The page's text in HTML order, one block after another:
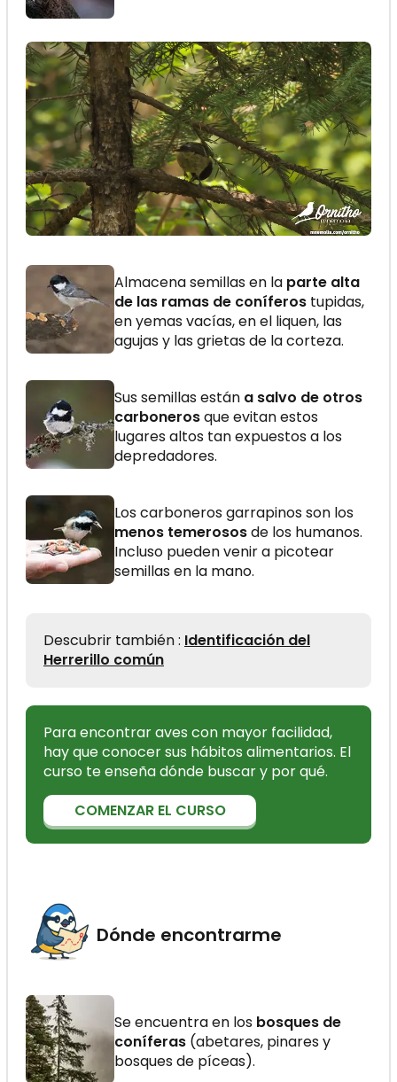
Almacena semillas en la parte alta
de las ramas de coníferos tupidas,
en yemas vacías, en el liquen, las
agujas y las grietas de la corteza.
Sus semillas están a salvo de otros
carbonerosque evitan estos
lugares altos tan expuestos a los
depredadores.
Los carboneros garrapinos son los
menos temerososde los humanos.
Incluso pueden venir a picotear
semillas en la mano.
Descubrir también : Identificación del
Herrerillo común
Para encontrar aves con mayor facilidad,
hay que conocer sus hábitos alimentarios. El
curso te enseña dónde buscar y por qué.
COMENZAR EL CURSO
Dónde encontrarme
Se encuentra en los bosques de
coníferas (abetares, pinares y
bosques de píceas).